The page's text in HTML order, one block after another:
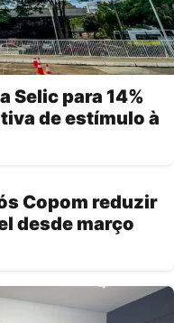
Selic para 14%
de estímulo à
Copom reduzir
desde março